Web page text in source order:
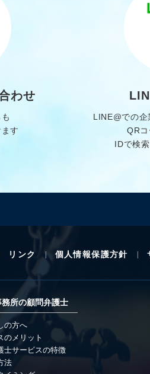
わせ
す
LINE@での企
QR
IDで検
リンク 個人情報保護方針
所の顧問弁護士
の方へ
のメリット
士サービスの特徴
法